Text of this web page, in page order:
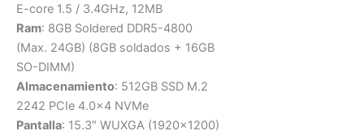
E-core 1.5 / 3.4GHz, 12MB
Ram: 8GB Soldered DDR5-4800
(Max. 24GB) (8GB soldados + 16GB
SO-DIMM)
Almacenamiento: 512GB SSD M.2
2242 PCIe 4.0×4 NVMe
Pantalla: 15.3″ WUXGA (1920×1200)